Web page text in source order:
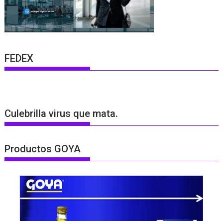
FEDEX
Culebrilla virus que mata.
Productos GOYA